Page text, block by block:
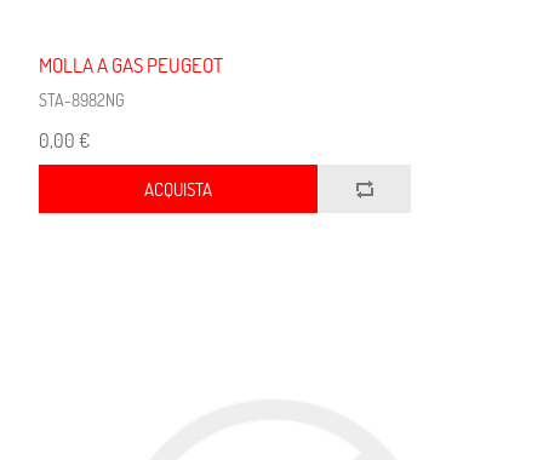
MOLLA A GAS PEUGEOT
STA-8982NG
0,00 €
ACQUISTA